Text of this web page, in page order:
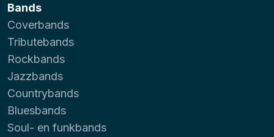
Bands
Coverbands
Tributebands
Rockbands
Jazzbands
Countrybands
Bluesbands
Soul- en funkbands